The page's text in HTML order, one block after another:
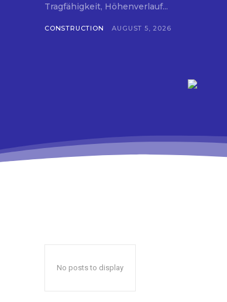
Tragfähigkeit, Höhenverlauf...
CONSTRUCTION AUGUST 5, 2026
No posts to display